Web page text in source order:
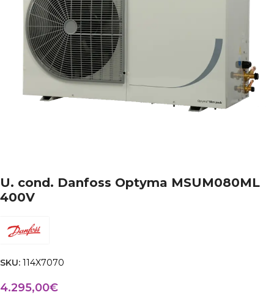
U. cond. Danfoss Optyma MSUM080ML
400V
SKU: 114X7070
4.295,00€